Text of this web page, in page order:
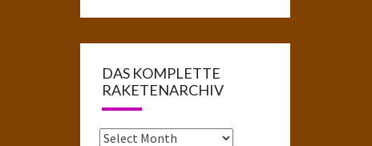
DAS KOMPLETTE
RAKETENARCHIV
Das